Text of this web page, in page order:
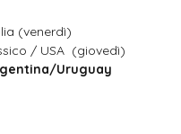
(venerdì)
/ USA  (giovedì)
Uruguay